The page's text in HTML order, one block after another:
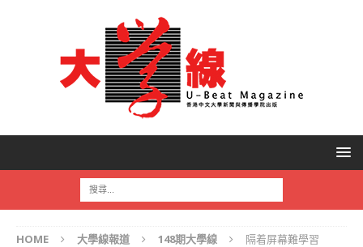
HOME 大學線報道 148期大學線
隔着屏幕難學習